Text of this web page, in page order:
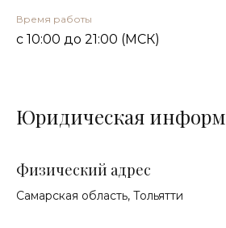
Время работы
с 10:00 до 21:00 (МСК)
Юридическая
Физический адрес
Самарская область, Тольятти